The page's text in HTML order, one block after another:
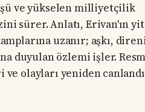
ve yükselen milliyetçilik
sürer. Anlatı, Erivan'ın
uzanır; aşkı,
duyulan özlemi işler.
olayları yeniden